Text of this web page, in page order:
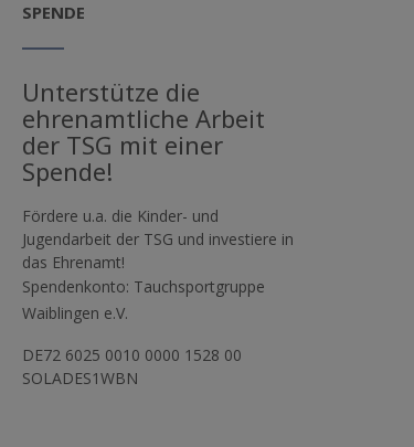
SPENDE
Unterstütze die
ehrenamtliche Arbeit
der TSG mit einer
Spende!
Fördere u.a. die Kinder- und
Jugendarbeit der TSG und investiere in
das Ehrenamt!
Spendenkonto: Tauchsportgruppe
Waiblingen e.V.
DE72 6025 0010 0000 1528 00
SOLADES1WBN